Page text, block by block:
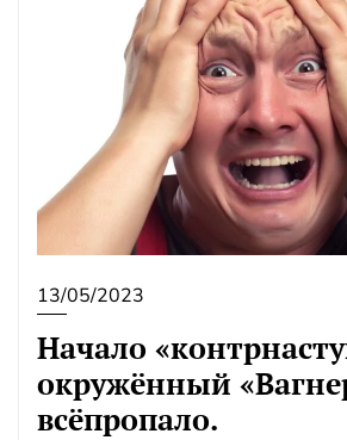
13/05/2023
Начало
окружённый
всёпропало.